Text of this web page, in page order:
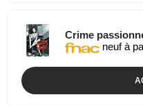
Crime
neuf à